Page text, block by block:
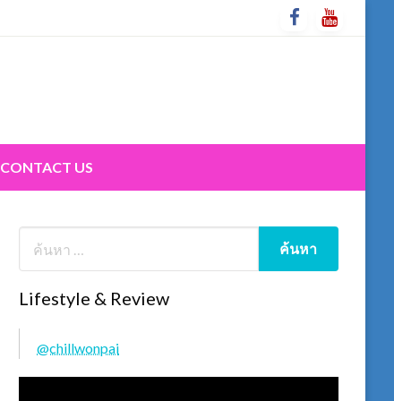
CONTACT US
Lifestyle & Review
@chillwonpai